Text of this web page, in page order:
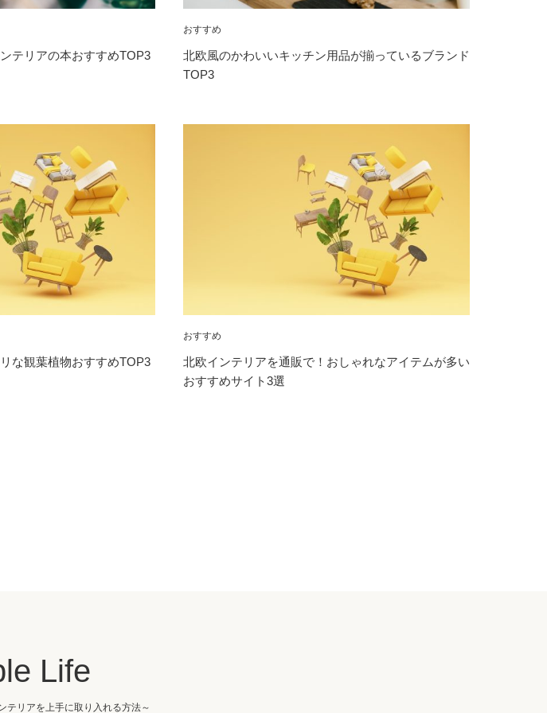
テリアの本おすすめTOP3
おすすめ
北欧風のかわいいキッチン用品が揃っているブランド
TOP3
な観葉植物おすすめTOP3
おすすめ
北欧インテリアを通販で！おしゃれなアイテムが多い
おすすめサイト3選
Life
テリアを上手に取り入れる方法～